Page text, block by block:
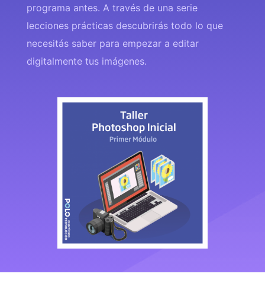
programa antes. A través de una serie
lecciones prácticas descubrirás todo lo que
necesitás saber para empezar a editar
digitalmente tus imágenes.